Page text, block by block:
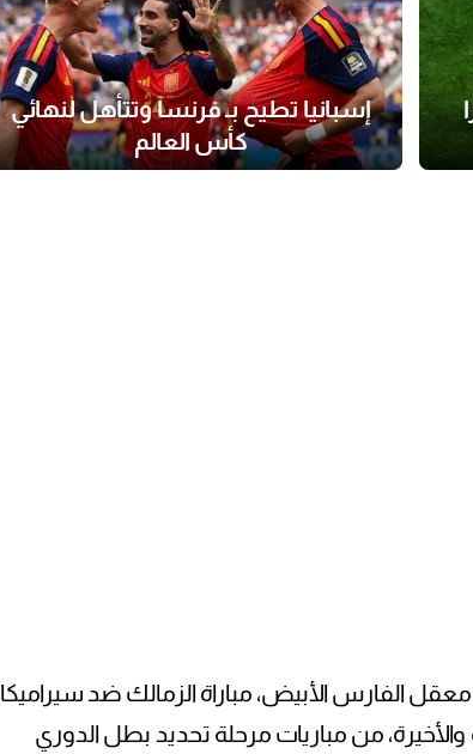
إسبانيا تطيح بـ فرنسا وتتأهل لنهائي
كأس العالم
الفارس الأبيض، مباراة الزمالك ضد سيراميكا
من مباريات مرحلة تحديد بطل الدوري